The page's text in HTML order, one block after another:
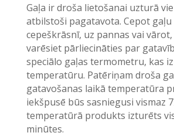
Gaļa ir droša lietošanai uzturā
atbilstoši pagatavota. Cepot gaļu
cepeškrāsnī, uz pannas vai
varēsiet pārliecināties par
speciālo gaļas termometru, kas
temperatūru. Patēriņam droša
gatavošanas laikā temperatūra
iekšpusē būs sasniegusi vismaz
temperatūrā produkts izturēts
minūtes.